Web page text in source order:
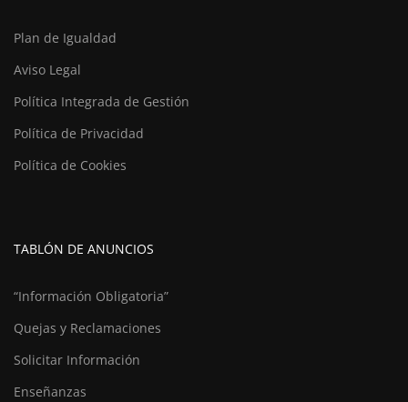
Plan de Igualdad
Aviso Legal
Política Integrada de Gestión
Política de Privacidad
Política de Cookies
TABLÓN DE ANUNCIOS
“Información Obligatoria”
Quejas y Reclamaciones
Solicitar Información
Enseñanzas